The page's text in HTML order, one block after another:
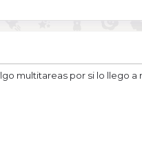
multitareas por si lo llego a